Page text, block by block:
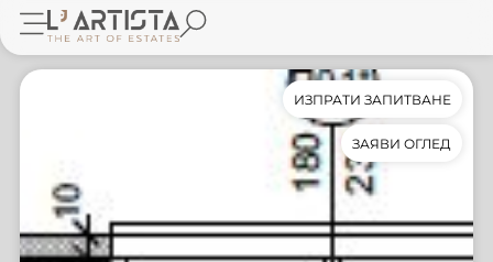
ИЗПРАТИ ЗАПИТВАНЕ
ЗАЯВИ ОГЛЕД